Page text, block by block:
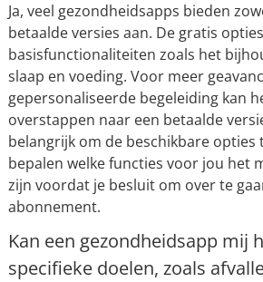
Ja, veel gezondheidsapps bieden
betaalde versies aan. De gratis
basisfunctionaliteiten zoals het
slaap en voeding. Voor meer
gepersonaliseerde begeleiding kan
overstappen naar een betaalde
belangrijk om de beschikbare opties
bepalen welke functies voor jou het
zijn voordat je besluit om over te
abonnement.
Kan een gezondheidsapp mij
specifieke doelen, zoals